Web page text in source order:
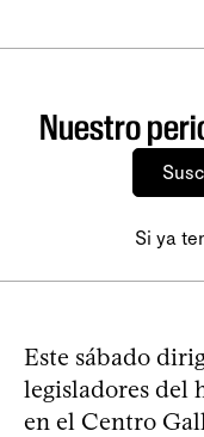
Nuestro
Si ya
Este sábado
legisladores del
en el Centro